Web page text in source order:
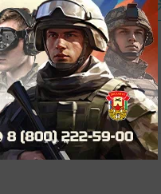
на страницу новости